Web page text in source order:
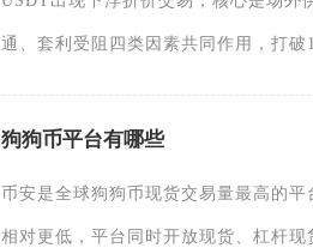
通、套利受阻四类因素共同作用，打破
狗狗币平台有哪些
币安是全球狗狗币现货交易量最高的
相对更低，平台同时开放现货、杠杆现